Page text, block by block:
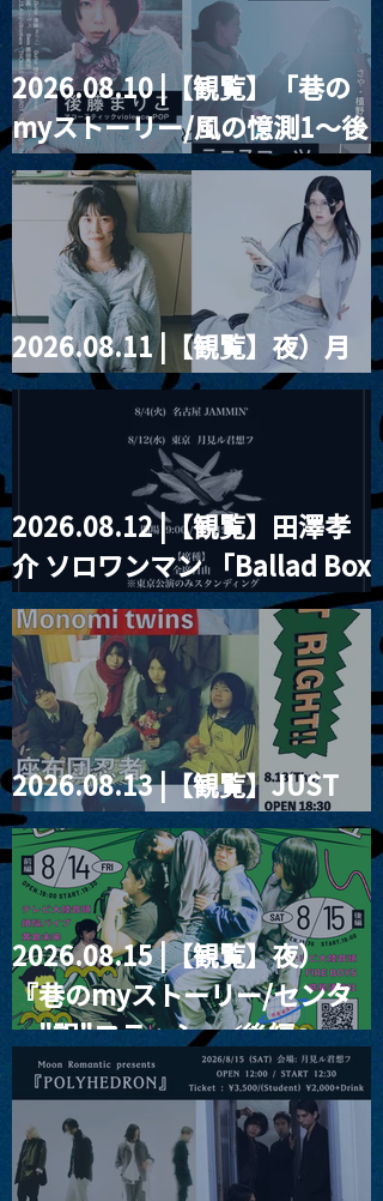
2026.08.10 |【観覧】「巷の
myストーリー/風の憶測1～後
藤まりこアコースティック
violence POPとテニスコー
ツ」
2026.08.11 |【観覧】夜）月
見ル君想フpre. Sugar Shock
2026.08.12 |【観覧】田澤孝
介 ソロワンマン 「Ballad Box
2026」
2026.08.13 |【観覧】JUST
RIGHT!! vol.26
2026.08.15 |【観覧】夜）
『巷のmyストーリー/センタ
ー"訳"フラッシュ⚡️後編』